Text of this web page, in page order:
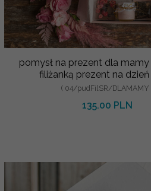
pomysł na prezent dla mamy
filiżanką prezent na
( 04/pudFilSR/DLAMAMY
135.00 PLN